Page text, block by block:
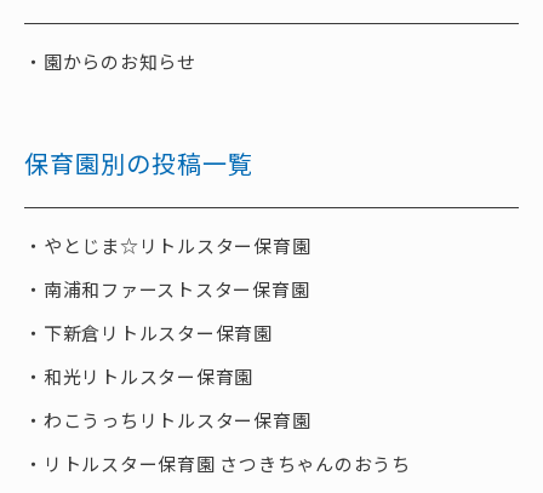
園からのお知らせ
保育園別の投稿一覧
やとじま☆リトルスター保育園
南浦和ファーストスター保育園
下新倉リトルスター保育園
和光リトルスター保育園
わこうっちリトルスター保育園
リトルスター保育園 さつきちゃんのおうち